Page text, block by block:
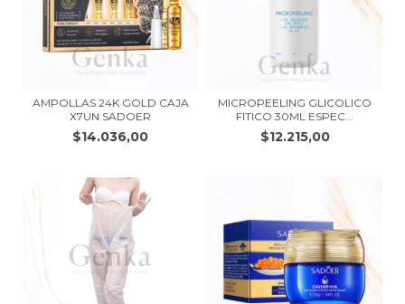
AMPOLLAS 24K GOLD CAJA
X7UN SADOER
$14.036,00
MICROPEELING GLICOLICO
FITICO 30ML ESPEC...
$12.215,00